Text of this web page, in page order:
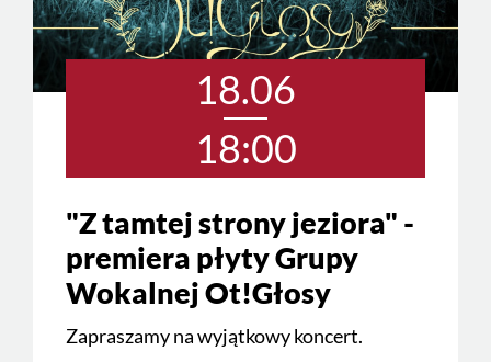
18.06
18:00
"Z tamtej strony jeziora" -
premiera płyty Grupy
Wokalnej Ot!Głosy
Zapraszamy na wyjątkowy koncert.